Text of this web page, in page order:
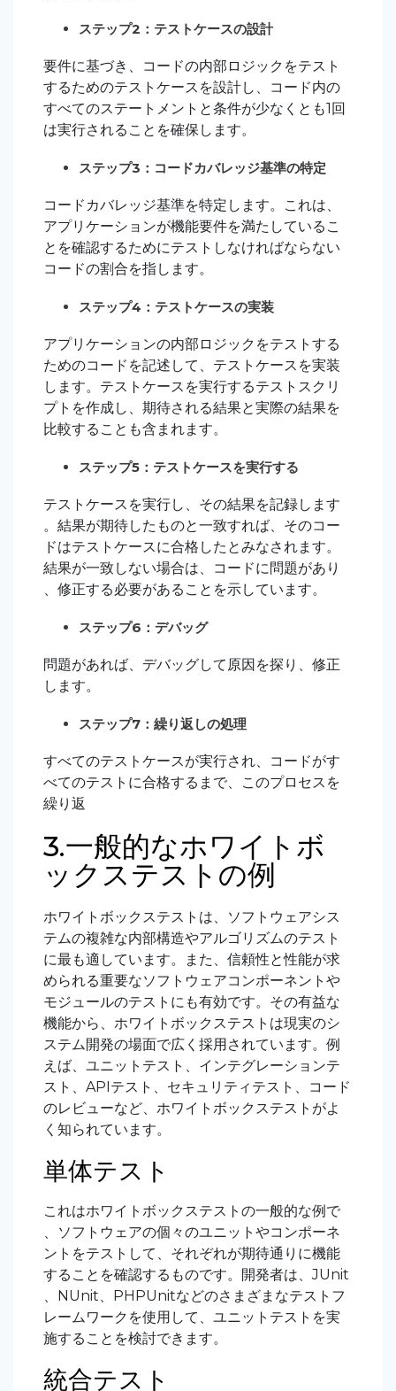
ステップ2：テストケースの設計
要件に基づき、コードの内部ロジックをテスト
するためのテストケースを設計し、コード内の
すべてのステートメントと条件が少なくとも1回
は実行されることを確保します。
ステップ3：コードカバレッジ基準の特定
コードカバレッジ基準を特定します。これは、
アプリケーションが機能要件を満たしているこ
とを確認するためにテストしなければならない
コードの割合を指します。
ステップ4：テストケースの実装
アプリケーションの内部ロジックをテストする
ためのコードを記述して、テストケースを実装
します。テストケースを実行するテストスクリ
プトを作成し、期待される結果と実際の結果を
比較することも含まれます。
ステップ5：テストケースを実行する
テストケースを実行し、その結果を記録します
。結果が期待したものと一致すれば、そのコー
ドはテストケースに合格したとみなされます。
結果が一致しない場合は、コードに問題があり
、修正する必要があることを示しています。
ステップ6：デバッグ
問題があれば、デバッグして原因を探り、修正
します。
ステップ7：繰り返しの処理
すべてのテストケースが実行され、コードがす
べてのテストに合格するまで、このプロセスを
繰り返
3.一般的なホワイトボ
ックステストの例
ホワイトボックステストは、ソフトウェアシス
テムの複雑な内部構造やアルゴリズムのテスト
に最も適しています。また、信頼性と性能が求
められる重要なソフトウェアコンポーネントや
モジュールのテストにも有効です。その有益な
機能から、ホワイトボックステストは現実のシ
ステム開発の場面で広く採用されています。例
えば、ユニットテスト、インテグレーションテ
スト、APIテスト、セキュリティテスト、コード
のレビューなど、ホワイトボックステストがよ
く知られています。
単体テスト
これはホワイトボックステストの一般的な例で
、ソフトウェアの個々のユニットやコンポーネ
ントをテストして、それぞれが期待通りに機能
することを確認するものです。開発者は、JUnit
、NUnit、PHPUnitなどのさまざまなテストフ
レームワークを使用して、ユニットテストを実
施することを検討できます。
統合テスト